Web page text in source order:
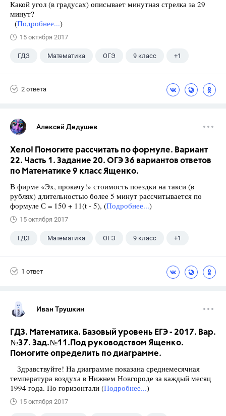
Какой угол (в градусах) описывает минутная стрелка за 29
минут?
(Подробнее...)
15 октября 2017
ГДЗ Математика ОГЭ 9 класс +1
2 ответа
Алексей Дедушев
Хело! Помогите рассчитать по формуле. Вариант
22. Часть 1. Задание 20. ОГЭ 36 вариантов ответов
по Математике 9 класс Ященко.
В фирме «Эх, прокачу!» стоимость поездки на такси (в
рублях) длительностью более 5 минут рассчитывается по
формуле С = 150 + 11(t - 5), (Подробнее...)
15 октября 2017
ГДЗ Математика ОГЭ 9 класс +1
1 ответ
Иван Трушкин
ГДЗ. Математика. Базовый уровень ЕГЭ - 2017. Вар.
№37. Зад.№11.Под руководством Ященко.
Помогите определить по диаграмме.
Здравствуйте! На диаграмме показана среднемесячная
температура воздуха в Нижнем Новгороде за каждый месяц
1994 года. По горизонтали (Подробнее...)
15 октября 2017